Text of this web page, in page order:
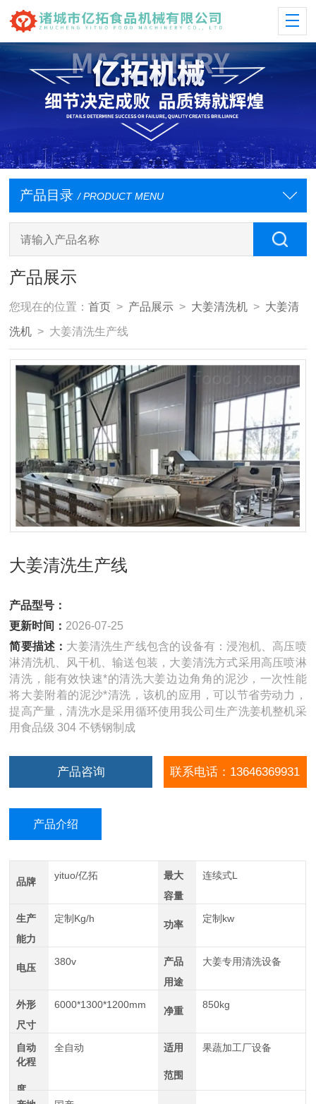
产品目录 / PRODUCT MENU
产品展示
您现在的位置：首页 > 产品展示 > 大姜清洗机 > 大姜清
洗机 > 大姜清洗生产线
大姜清洗生产线
产品型号：
更新时间： 2026-07-25
简要描述： 大姜清洗生产线包含的设备有：浸泡机、高压喷
淋清洗机、风干机、输送包装，大姜清洗方式采用高压喷淋
清洗，能有效快速*的清洗大姜边边角角的泥沙，一次性能
将大姜附着的泥沙*清洗，该机的应用，可以节省劳动力，
提高产量，清洗水是采用循环使用我公司生产洗姜机整机采
用食品级 304 不锈钢制成
产品咨询 联系电话：13646369931
产品介绍
品牌
yituo/亿拓
最大
容量
连续式L
生产
能力
定制Kg/h
功率
定制kw
电压
380v
产品
用途
大姜专用清洗设备
外形
尺寸
6000*1300*1200mm
净重
850kg
自动
化程
度
全自动 适用
范围
果蔬加工厂设备